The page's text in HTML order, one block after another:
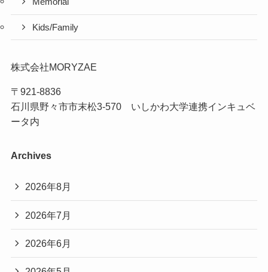
Kids/Family
株式会社MORYZAE
〒921-8836
石川県野々市市末松3-570 いしかわ大学連携インキュベ
ータ内
Archives
2026年8月
2026年7月
2026年6月